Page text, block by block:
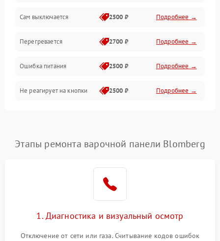
Сам выключается 2500 ₽ Подробнее →
Перегревается 2700 ₽ Подробнее →
Ошибка питания 2500 ₽ Подробнее →
Не реагирует на кнопки 2500 ₽ Подробнее →
Этапы ремонта варочной панели Blomberg
1. Диагностика и визуальный осмотр
Отключение от сети или газа. Считывание кодов ошибок